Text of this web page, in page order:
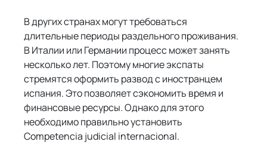
В других странах могут требоваться
длительные периоды раздельного проживания.
В Италии или Германии процесс может занять
несколько лет. Поэтому многие экспаты
стремятся оформить развод с иностранцем
испания. Это позволяет сэкономить время и
финансовые ресурсы. Однако для этого
необходимо правильно установить
Competencia judicial internacional.